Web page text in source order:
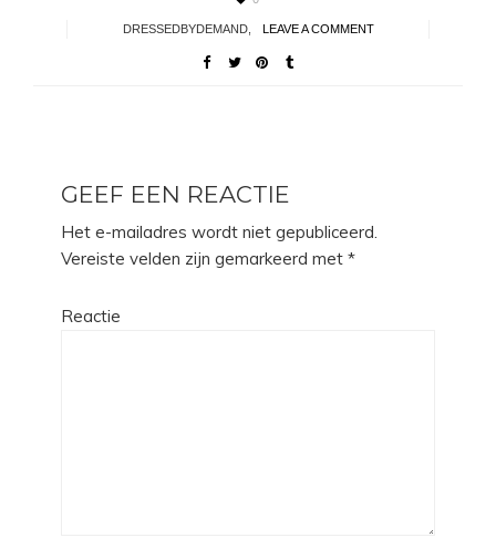
DRESSEDBYDEMAND, LEAVE A COMMENT
GEEF EEN REACTIE
Het e-mailadres wordt niet gepubliceerd.
Vereiste velden zijn gemarkeerd met *
Reactie